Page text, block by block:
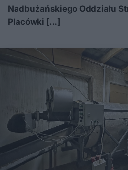
Nadbużańskiego Oddziału
Placówki […]